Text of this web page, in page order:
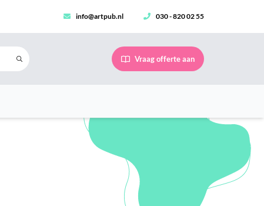
info@artpub.nl 030 - 820 02 55
Vraag offerte aan